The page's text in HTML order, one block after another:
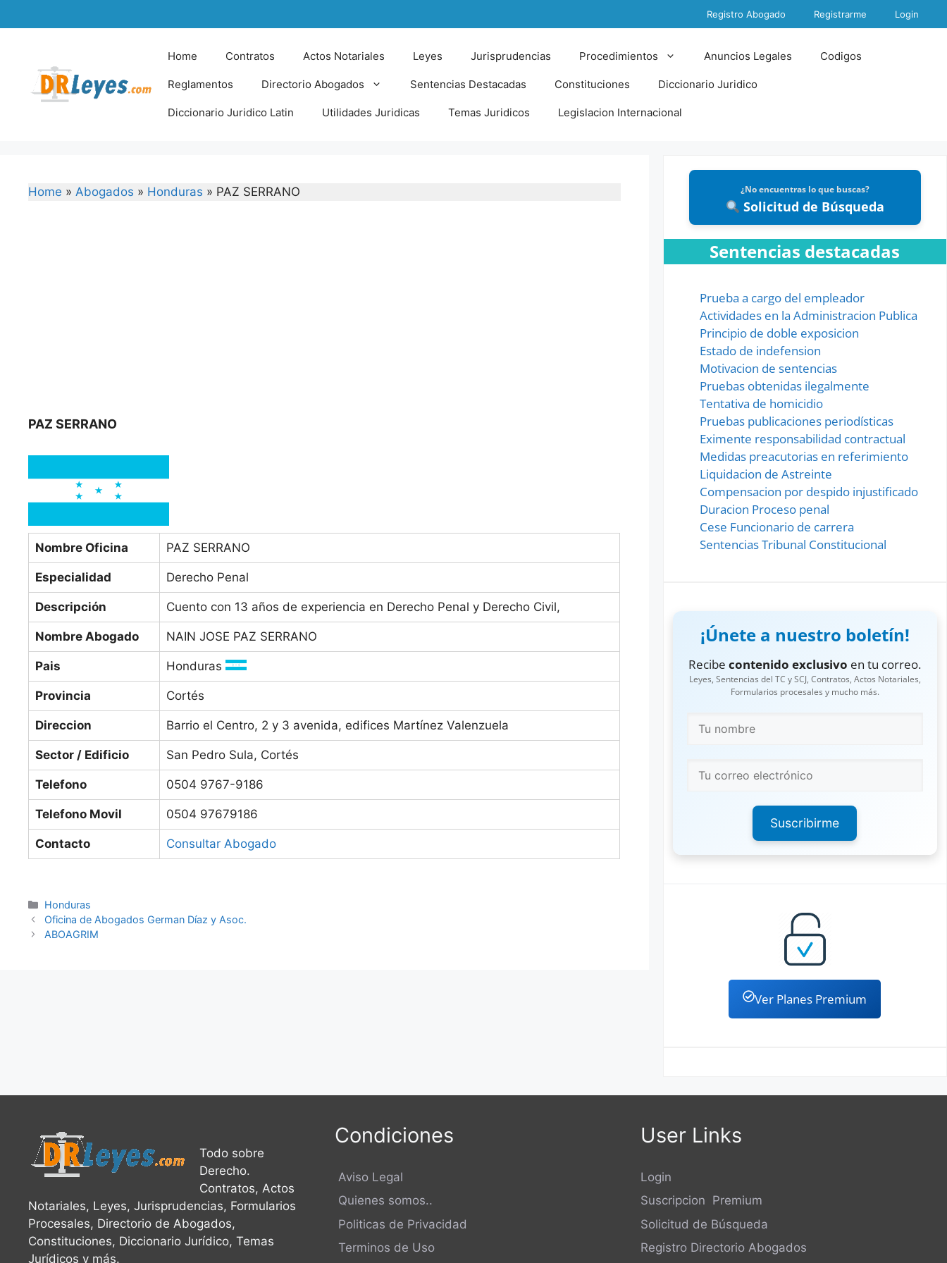
to
Registro Abogado Registrarme Login
Home Contratos Actos Notariales Leyes Jurisprudencias Procedimientos Anuncios Legales Codigos
Reglamentos Directorio Abogados Sentencias Destacadas Constituciones Diccionario Juridico
Diccionario Juridico Latin Utilidades Juridicas Temas Juridicos Legislacion Internacional
Home » Abogados » Honduras » PAZ SERRANO
PAZ SERRANO
Nombre Oficina PAZ SERRANO
Especialidad Derecho Penal
Descripción Cuento con 13 años de experiencia en Derecho Penal y Derecho Civil,
Nombre Abogado NAIN JOSE PAZ SERRANO
Pais Honduras
Provincia Cortés
Direccion Barrio el Centro, 2 y 3 avenida, edifices Martínez Valenzuela
Sector / Edificio San Pedro Sula, Cortés
Telefono 0504 9767-9186
Telefono Movil 0504 97679186
Contacto Consultar Abogado
Categories
Honduras
Oficina de Abogados German Díaz y Asoc.
ABOAGRIM
¿No encuentras lo que buscas?
Solicitud de Búsqueda
Sentencias destacadas
Prueba a cargo del empleador
Actividades en la Administracion Publica
Principio de doble exposicion
Estado de indefension
Motivacion de sentencias
Pruebas obtenidas ilegalmente
Tentativa de homicidio
Pruebas publicaciones periodísticas
Eximente responsabilidad contractual
Medidas preacutorias en referimiento
Liquidacion de Astreinte
Compensacion por despido injustificado
Duracion Proceso penal
Cese Funcionario de carrera
Sentencias Tribunal Constitucional
¡Únete a nuestro boletín!
Recibecontenido exclusivo en tu correo.
Leyes, Sentencias del TC y SCJ, Contratos, Actos Notariales,
Formularios procesales y mucho más.
Suscribirme
Ver Planes Premium
Todo sobre
Derecho.
Contratos, Actos
Notariales, Leyes, Jurisprudencias, Formularios
Procesales, Directorio de Abogados,
Constituciones, Diccionario Jurídico, Temas
Jurídicos y más.
Condiciones
Aviso Legal
Quienes somos..
Politicas de Privacidad
Terminos de Uso
User Links
Login
Suscripcion Premium
Solicitud de Búsqueda
Registro Directorio Abogados